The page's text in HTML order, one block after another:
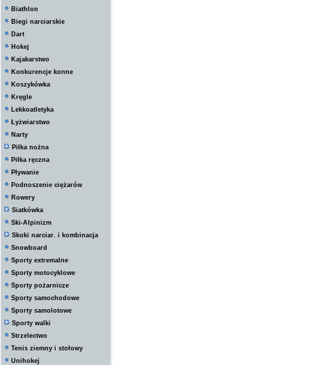
Biathlon
Biegi narciarskie
Dart
Hokej
Kajakarstwo
Konkurencje konne
Koszykówka
Kręgle
Lekkoatletyka
Łyżwiarstwo
Narty
Piłka nożna
Piłka ręczna
Pływanie
Podnoszenie ciężarów
Rowery
Siatkówka
Ski-Alpinizm
Skoki narciar. i kombinacja
Snowboard
Sporty extremalne
Sporty motocyklowe
Sporty pożarnicze
Sporty samochodowe
Sporty samolotowe
Sporty walki
Strzelectwo
Tenis ziemny i stołowy
Unihokej